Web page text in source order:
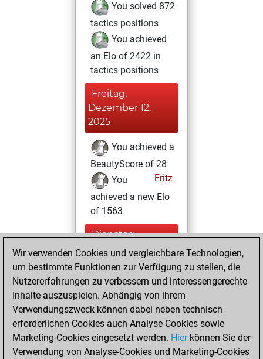
You solved 872
tactics positions
You achieved
an Elo of 2422 in
tactics positions
Freitag,
Dezember 12,
2025
You achieved a
BeautyScore of 28
Fritz
You
achieved a new Elo
of 1563
Dienstag,
Dezember 14, 2021
You created
your Fritz account
Fritz
Sonntag,
April 25, 2021
You played 1
Wir verwenden Cookies und vergleichbare Technologien,
um bestimmte Funktionen zur Verfügung zu stellen, die
Nutzererfahrungen zu verbessern und interessengerechte
Inhalte auszuspielen. Abhängig von ihrem
Verwendungszweck können dabei neben technisch
erforderlichen Cookies auch Analyse-Cookies sowie
Marketing-Cookies eingesetzt werden. Hierkönnen Sie der
Verwendung von Analyse-Cookies und Marketing-Cookies